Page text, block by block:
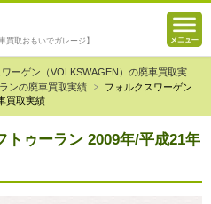
買取おもいでガレージ】
ーゲン（VOLKSWAGEN）の廃車買取実
ンの廃車買取実績
フォルクスワーゲン
買取実績
トゥーラン 2009年/平成21年